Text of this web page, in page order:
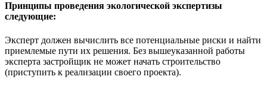
Принципы проведения экологической экспертизы
следующие:
Эксперт должен вычислить все потенциальные риски и найти
приемлемые пути их решения. Без вышеуказанной работы
эксперта застройщик не может начать строительство
(приступить к реализации своего проекта).